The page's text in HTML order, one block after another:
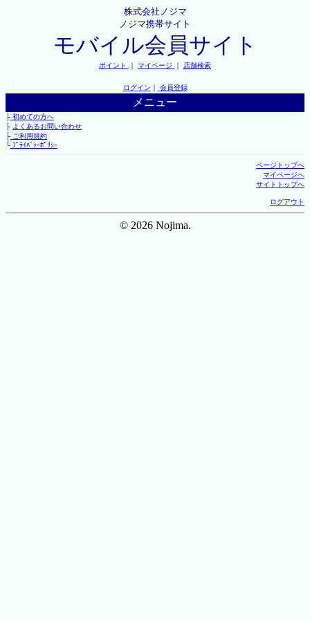
株式会社ノジマ
ノジマ携帯サイト
モバイル会員サイト
ポイント ｜ マイページ ｜ 店舗検索
ログイン ｜ 会員登録
メニュー
├初めての方へ
├ よくあるお問い合わせ
├ご利用規約
└ﾌﾟﾗｲﾊﾞｼｰﾎﾟﾘｼｰ
ページトップへ
マイページへ
サイトトップへ
ログアウト
© 2026 Nojima.